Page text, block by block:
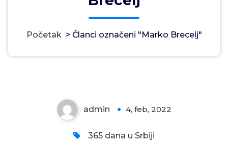
Početak> Članci označeni "Marko Brecelj"
admin 4, feb, 2022
365 dana u Srbiji